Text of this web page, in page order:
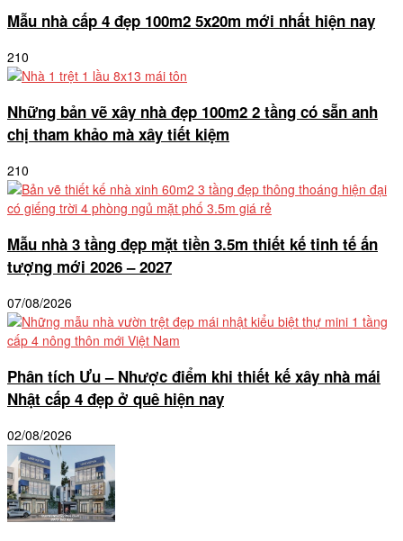
Mẫu nhà cấp 4 đẹp 100m2 5x20m mới nhất hiện nay
210
Những bản vẽ xây nhà đẹp 100m2 2 tầng có sẵn anh
chị tham khảo mà xây tiết kiệm
210
Mẫu nhà 3 tầng đẹp mặt tiền 3.5m thiết kế tinh tế ấn
tượng mới 2026 – 2027
07/08/2026
Phân tích Ưu – Nhược điểm khi thiết kế xây nhà mái
Nhật cấp 4 đẹp ở quê hiện nay
02/08/2026